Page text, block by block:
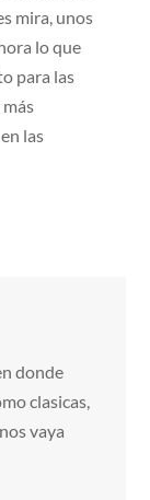
mira, unos
lo que
para las
las
donde
clasicas,
vaya